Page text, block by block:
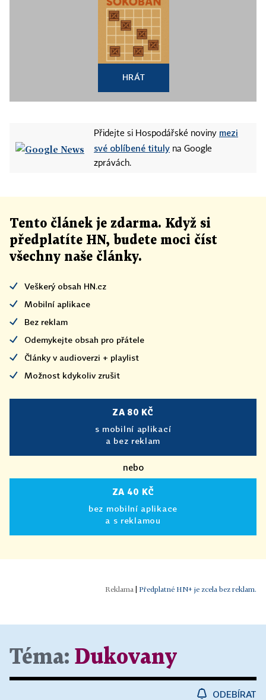
HRÁT
Přidejte si Hospodářské noviny mezi
své oblíbené tituly na Google
zprávách.
Tento článek je zdarma. Když si
předplatíte HN, budete moci číst
všechny naše články.
Veškerý obsah HN.cz
Mobilní aplikace
Bez reklam
Odemykejte obsah pro přátele
Články v audioverzi + playlist
Možnost kdykoliv zrušit
ZA 80 KČ
s mobilní aplikací
a bez reklam
nebo
ZA 40 KČ
bez mobilní aplikace
a s reklamou
Předplatné HN+ je zcela bez reklam.
Téma: Dukovany
ODEBÍRAT